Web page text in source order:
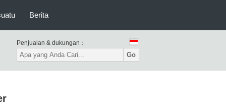
Berita
Penjualan & dukungan：
Go